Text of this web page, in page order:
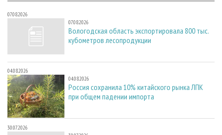
07.08.2026
07.08.2026
Вологодская область экспортировала 800 тыс.
кубометров лесопродукции
04.08.2026
04.08.2026
Россия сохранила 10% китайского рынка ЛПК
при общем падении импорта
30.07.2026